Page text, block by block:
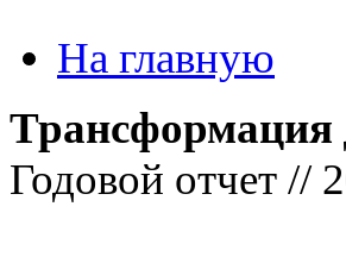
На главную
Трансформация
Годовой отчет //